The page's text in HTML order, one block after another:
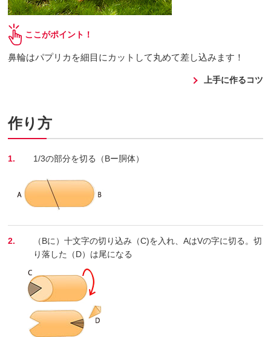
ここがポイント！
鼻輪はパプリカを細目にカットして丸めて差し込みます！
上手に作るコツ
作り方
1. 1/3の部分を切る（Bー胴体）
2.
（Bに）十文字の切り込み（C)を入れ、AはVの字に切る。切
り落した（D）は尾になる